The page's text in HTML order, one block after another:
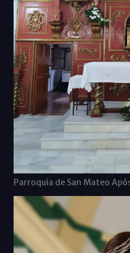
Parroquia de San Mateo